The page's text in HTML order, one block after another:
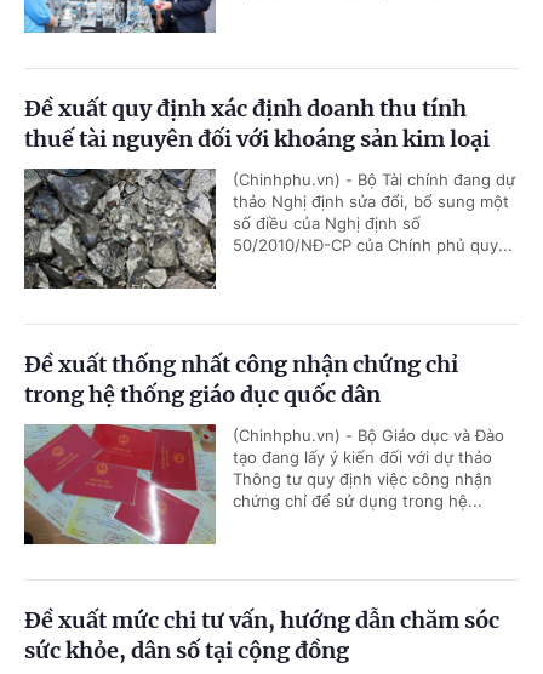
Đề xuất quy định xác định doanh thu tính
thuế tài nguyên đối với khoáng sản kim loại
(Chinhphu.vn) - Bộ Tài chính đang dự
thảo Nghị định sửa đổi, bổ sung một
số điều của Nghị định số
50/2010/NĐ-CP của Chính phủ quy...
Đề xuất thống nhất công nhận chứng chỉ
trong hệ thống giáo dục quốc dân
(Chinhphu.vn) - Bộ Giáo dục và Đào
tạo đang lấy ý kiến đối với dự thảo
Thông tư quy định việc công nhận
chứng chỉ để sử dụng trong hệ...
Đề xuất mức chi tư vấn, hướng dẫn chăm sóc
sức khỏe, dân số tại cộng đồng